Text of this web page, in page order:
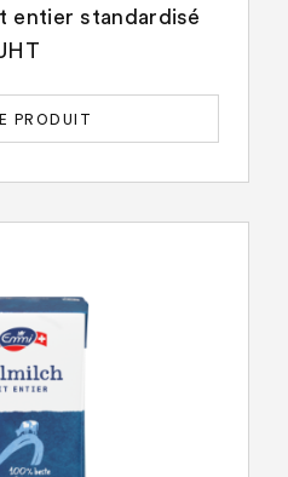
entier standardisé
PRODUIT